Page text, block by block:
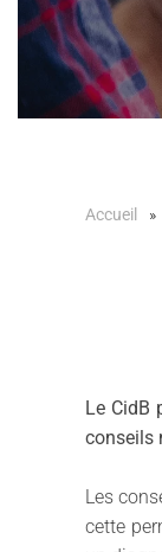
Accueil
Le CidB
conseils
Les
cette